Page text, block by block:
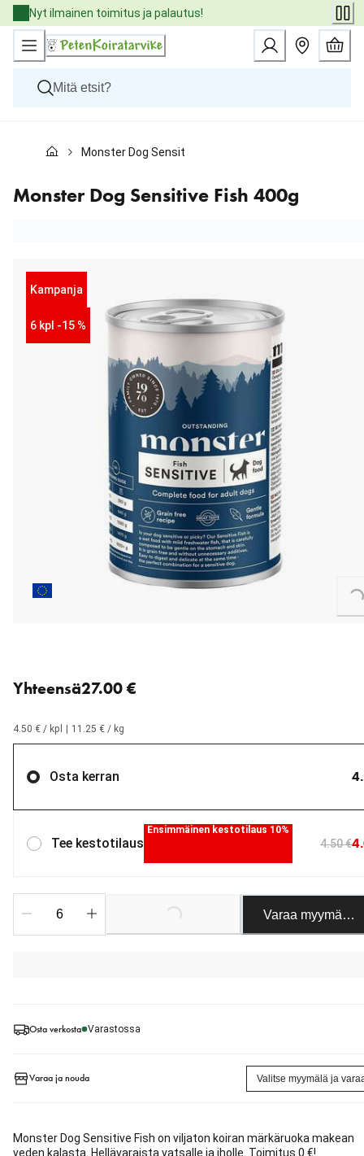
Skip
to
Content
Nyt ilmainen toimitus ja palautus!
Kissat
Eläinlääkäriruoat
Tuotemerkit
Monster Dog Sensitive Fish 400g
Monster Dog Sensitive Fish 400g
Kampanja
6 kpl -15 %
Loading...
Osta verkosta Varastossa
Varaa ja nouda Valitse myymälä ja
Monster Dog Sensitive Fish on viljaton koiran märkäruoka makean
veden kalasta. Hellävaraista vatsalle ja iholle. Toimitus 0 €!
Yhteensä27.00 €
4.50 € / kpl 11.25 € / kg
Osta kerran
Tee kestotilaus
Ensimmäinen kestotilaus 10%
4.50 €
Varaa